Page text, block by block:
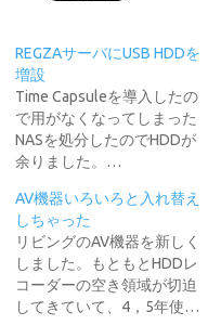
REGZAサーバにUSB HDDを
増設
Time Capsuleを導入したの
で用がなくなってしまった
NASを処分したのでHDDが
余りました。…
AV機器いろいろと入れ替え
しちゃった
リビングのAV機器を新しく
しました。もともとHDDレ
コーダーの空き領域が切迫
してきていて、4，5年使…